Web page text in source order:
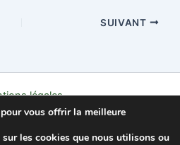
SUIVANT
légales
confidentialité
vous offrir la meilleure
les cookies que nous utilisons ou